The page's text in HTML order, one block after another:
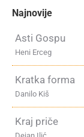
Najnovije
Asti Gospu
Heni Erceg
Kratka forma
Danilo Kiš
Kraj priče